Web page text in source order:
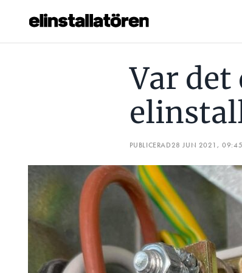
Hantera prenumeration
Annonsera
Läs E-tidningen
Om tidningen
Personuppgifter
Var det
PUBLICERAD28 JUN 2021, 09:45
VAR DET DÅLIG PEN SOM GAV ELINSTALLATÖREN EN